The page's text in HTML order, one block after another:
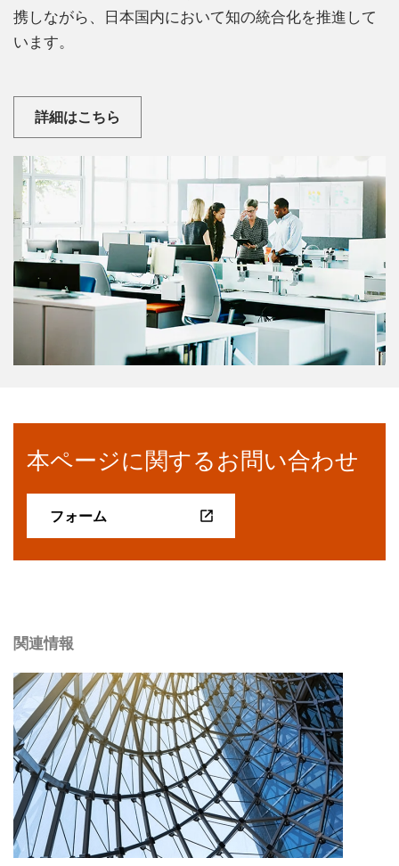
携しながら、日本国内において知の統合化を推進して
います。
詳細はこちら
本ページに関するお問い合わせ
フォーム
関連情報